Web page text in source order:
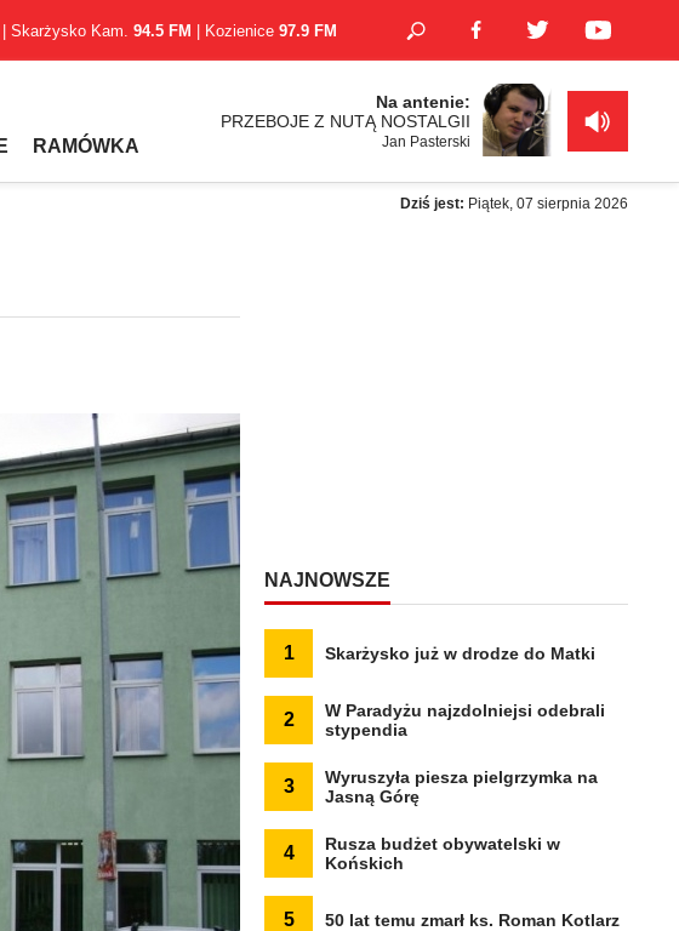
| Skarżysko Kam. 94.5 FM | Kozienice 97.9 FM
RAMÓWKA
Na antenie:
PRZEBOJE Z NUTĄ NOSTALGII
Jan Pasterski
Dziś jest: Piątek, 07 sierpnia 2026
NAJNOWSZE
1 Skarżysko już w drodze do Matki
2
W Paradyżu najzdolniejsi odebrali
stypendia
3
Wyruszyła piesza pielgrzymka na
Jasną Górę
4
Rusza budżet obywatelski w
Końskich
5 50 lat temu zmarł ks. Roman Kotlarz